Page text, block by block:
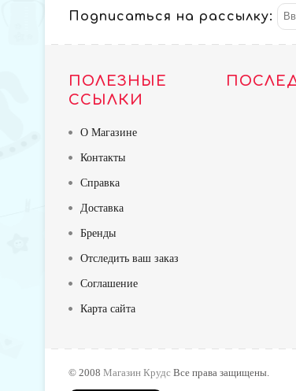
Подписаться на рассылку:
ПОЛЕЗНЫЕ
ССЫЛКИ
О Магазине
Контакты
Справка
Доставка
Бренды
Отследить ваш заказ
Соглашение
Карта сайта
© 2008 Магазин Крудс Все права защищены.